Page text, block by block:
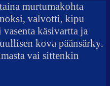
murtumakohta
valvotti, kipu
käsivartta ja
kova päänsärky.
vai sittenkin